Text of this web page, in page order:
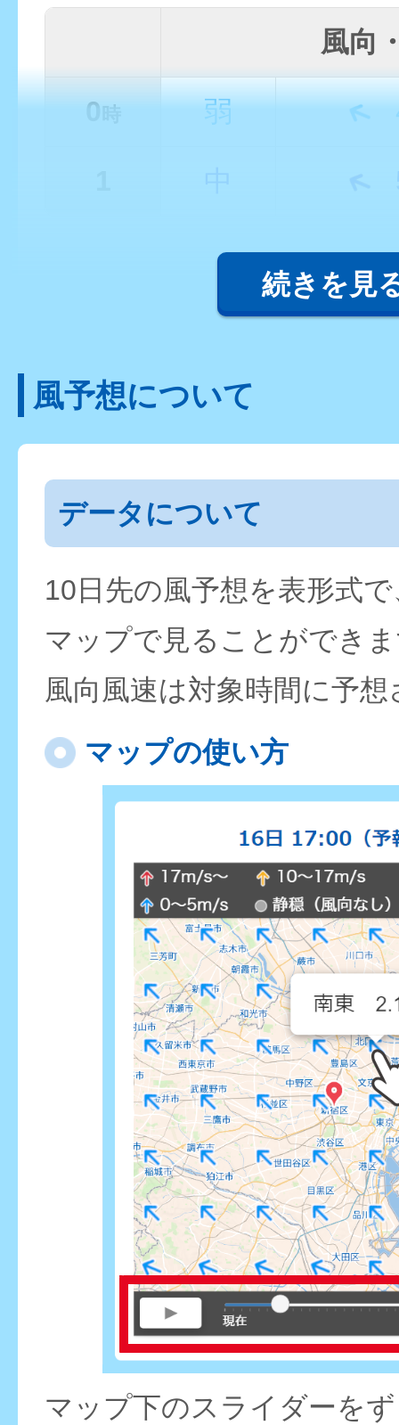
風向
0 弱
続きを見
風予想について
データについて
10日先の風予想を表形式
マップで見ることができ
風向風速は対象時間に予
マップの使い方
マップ下のスライダーを